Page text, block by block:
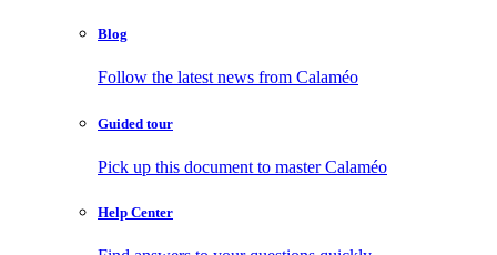
Blog
Follow the latest news from Calaméo
Guided tour
Pick up this document to master Calaméo
Help Center